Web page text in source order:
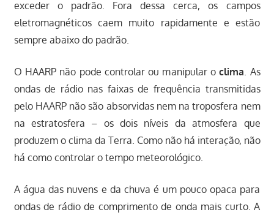
exceder o padrão. Fora dessa cerca, os campos
eletromagnéticos caem muito rapidamente e estão
sempre abaixo do padrão.
O HAARP não pode controlar ou manipular oclima . As
ondas de rádio nas faixas de frequência transmitidas
pelo HAARP não são absorvidas nem na troposfera nem
na estratosfera – os dois níveis da atmosfera que
produzem o clima da Terra. Como não há interação, não
há como controlar o tempo meteorológico.
A água das nuvens e da chuva é um pouco opaca para
ondas de rádio de comprimento de onda mais curto. A